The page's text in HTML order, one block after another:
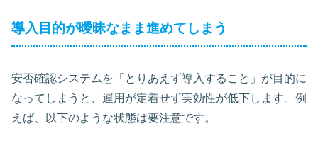
導入目的が曖昧なまま進めてしまう
安否確認システムを「とりあえず導入すること」が目的に
なってしまうと、運用が定着せず実効性が低下します。例
えば、以下のような状態は要注意です。